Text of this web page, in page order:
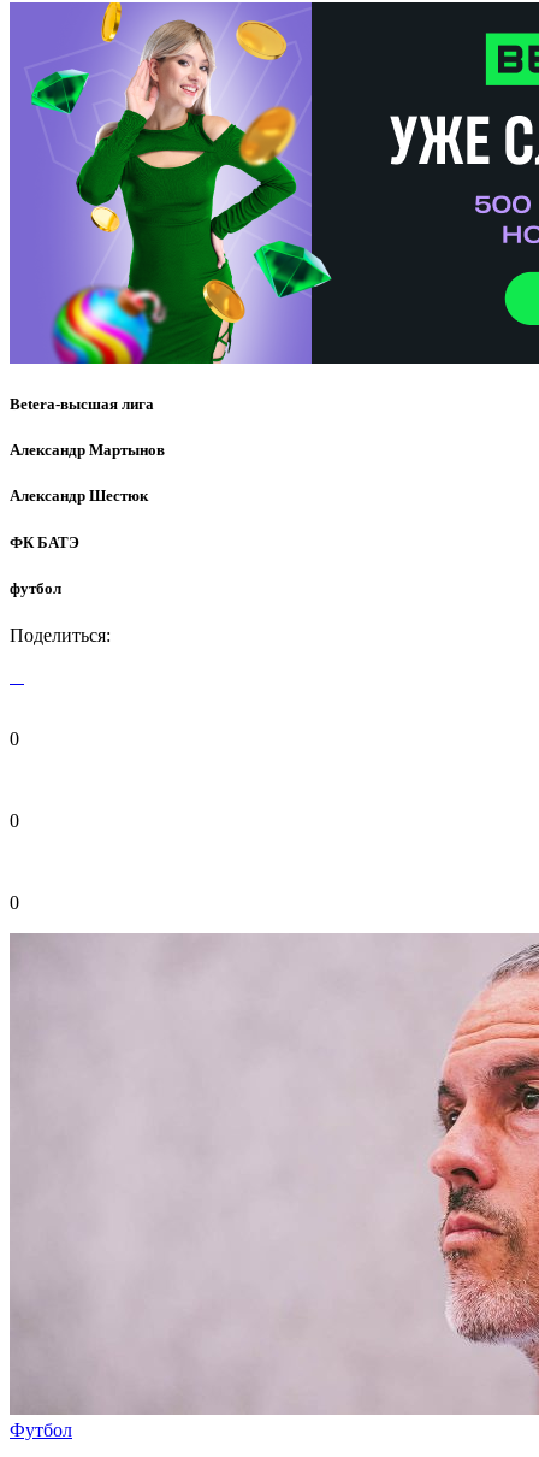
Betera-высшая лига
Александр Мартынов
Александр Шестюк
ФК БАТЭ
футбол
Поделиться:
0
0
0
Футбол